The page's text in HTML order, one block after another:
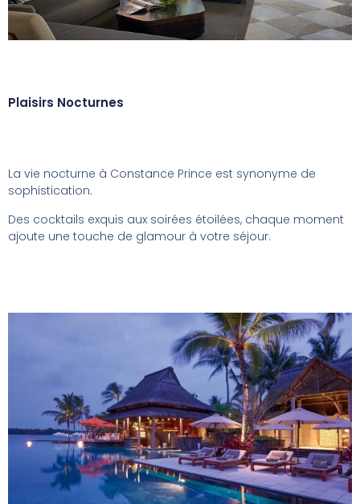
Plaisirs Nocturnes
La vie nocturne à Constance Prince est synonyme de
sophistication.
Des cocktails exquis aux soirées étoilées, chaque moment
ajoute une touche de glamour à votre séjour.